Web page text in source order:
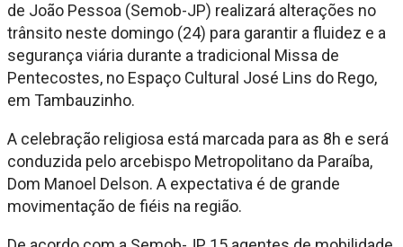
de João Pessoa (Semob-JP) realizará alterações no
trânsito neste domingo (24) para garantir a fluidez e a
segurança viária durante a tradicional Missa de
Pentecostes, no Espaço Cultural José Lins do Rego,
em Tambauzinho.
A celebração religiosa está marcada para as 8h e será
conduzida pelo arcebispo Metropolitano da Paraíba,
Dom Manoel Delson. A expectativa é de grande
movimentação de fiéis na região.